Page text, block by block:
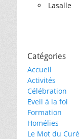
Lasalle
Catégories
Accueil
Activités
Célébration
Eveil à la foi
Formation
Homélies
Le Mot du Curé